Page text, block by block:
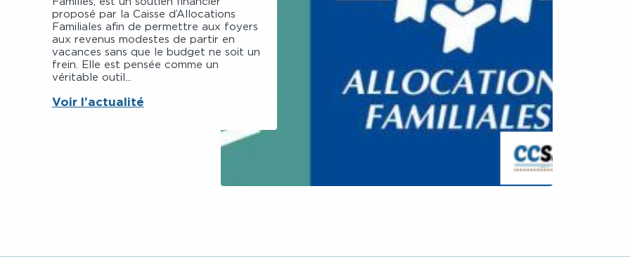
proposé par la Caisse d’Allocations
Familiales afin de permettre aux foyers
aux revenus modestes de partir en
vacances sans que le budget ne soit un
frein. Elle est pensée comme un
véritable outil...
Voir l’actualité